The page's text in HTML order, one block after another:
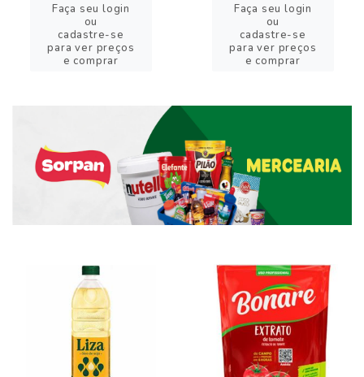
Faça seu login
ou
cadastre-se
para ver preços
e comprar
Faça seu login
ou
cadastre-se
para ver preços
e comprar